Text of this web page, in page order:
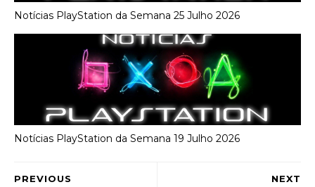
Notícias PlayStation da Semana 25 Julho 2026
Notícias PlayStation da Semana 19 Julho 2026
NEXT
PREVIOUS